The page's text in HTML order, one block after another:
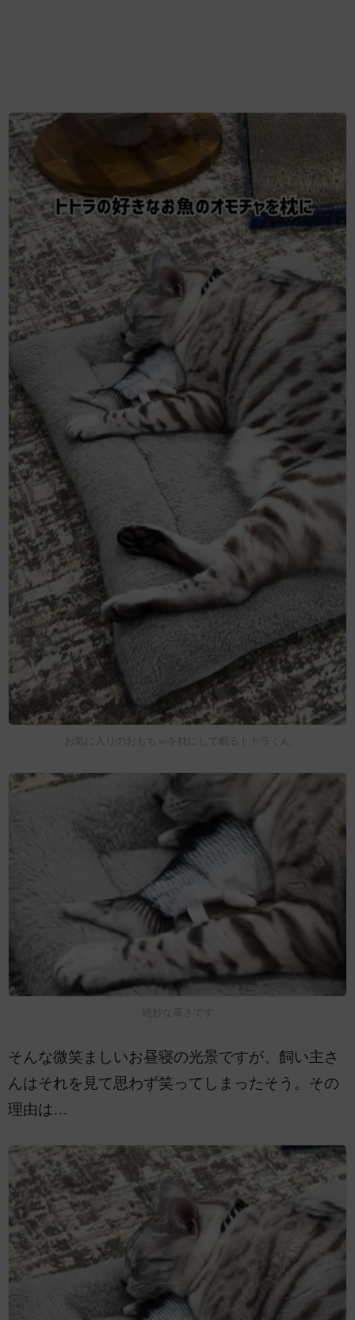
お気に入りのおもちゃを枕にして眠るトトラくん
絶妙な高さです
そんな微笑ましいお昼寝の光景ですが、飼い主さ
んはそれを見て思わず笑ってしまったそう。その
理由は…